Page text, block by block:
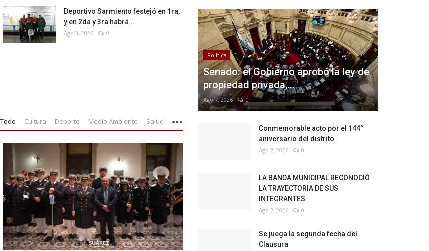
Deportivo Sarmiento festejó en 1ra,
y en 2da y 3ra habrá...
Ago 3, 2026 0
Todo Cultura Deporte Medio Ambiente Salud
Politica
Senado: el Gobierno aprobó la ley de
propiedad privada,...
Ago 7, 2026 0
Conmemorable acto por el 144°
aniversario del distrito
Ago 7, 2026 0
LA BANDA MUNICIPAL RECONOCIÓ
LA TRAYECTORIA DE SUS
INTEGRANTES
Ago 7, 2026 0
Se juega la segunda fecha del
Clausura